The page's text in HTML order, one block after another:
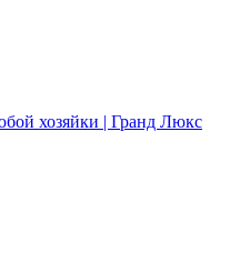
хозяйки | Гранд Люкс